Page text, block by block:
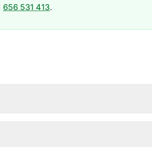
656 531 413.